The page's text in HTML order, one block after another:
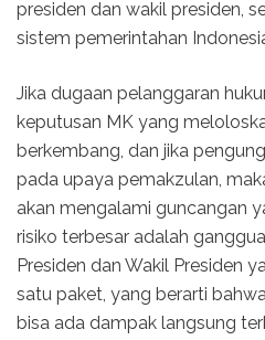
presiden dan wakil presiden,
sistem pemerintahan
Jika dugaan pelanggaran
keputusan MK yang
berkembang, dan jika
pada upaya pemakzulan,
akan mengalami guncangan
risiko terbesar adalah
Presiden dan Wakil Presiden
satu paket, yang berarti
bisa ada dampak langsung